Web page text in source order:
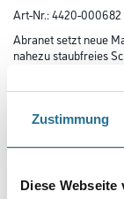
Zustimmung
Diese Webseite
Art-Nr.:4420-000682
Abranet setzt neue
nahezu staubfreies
erreicht.